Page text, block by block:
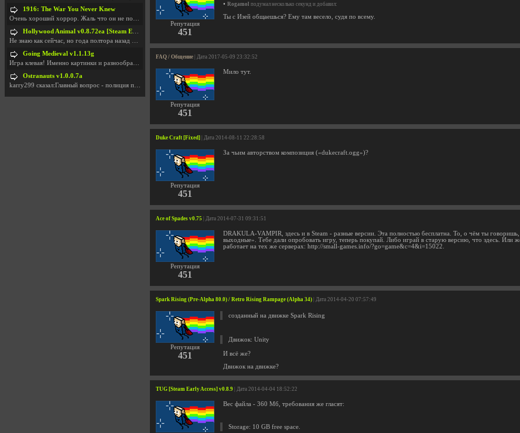
Репутация
451
• Rogamol подумал несколько секунд и добавил:
Ты с Изей общаешься? Ему там весело, судя по всему.
FAQ / Общение | Дата 2017-05-09 23:32:52
Репутация
451
Мило тут.
Duke Craft [Fixed] | Дата 2014-08-11 22:28:58
Репутация
451
За чьим авторством композиция («dukecraft.ogg»)?
Ace of Spades v0.75 | Дата 2014-07-31 09:31:51
Репутация
451
DRAKULA-VAMPIR, здесь и в Steam - разные версии. Эта полностью бесплатна. То, о чём ты
выходные». Тебе дали опробовать игру, теперь покупай. Либо играй в старую версию, что здесь. Или
работает на тех же серверах: http://small-games.info/?go=game&c=4&i=15022.
Spark Rising (Pre-Alpha 80.0) / Retro Rising Rampage (Alpha 34) | Дата 2014-04-20 07:57:49
Репутация
451
созданный на движке Spark Rising
Движок: Unity
И всё же?
Движок на движке?
TUG [Steam Early Access] v0.8.9 | Дата 2014-04-04 18:52:22
Вес файла - 360 Мб, требования же гласят:
Storage: 10 GB free space.
1916: The War You Never Knew
Очень хороший хоррор. Жаль что он не получил должн
Hollywood Animal v0.8.72ea [Steam Early Access]
Не знаю как сейчас, но года полтора назад игра был
Going Medieval v1.1.13g
Игра клевая! Именно картинки и разнообразия в стро
Ostranauts v1.0.0.7a
karry299 сказал:Главный вопрос - полиция по-прежне